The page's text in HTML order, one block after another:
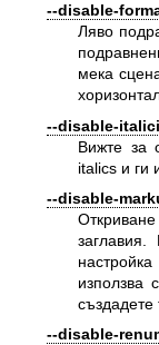
--disable-
Ляво
мека
--disable-
Вижте за
italics и ги
--disable-
използва
създадете
--disable-